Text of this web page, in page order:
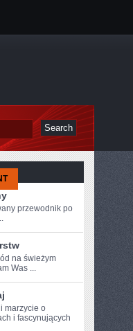
przewodnik po
na świeżym
Was ...
marzycie ⁣o
i ‍fascynujących